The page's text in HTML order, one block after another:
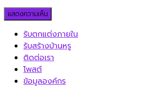
รับตกแต่งภายใน
รับสร้างบ้านหรู
ติดต่อเรา
โพสต์
ข้อมูลองค์กร